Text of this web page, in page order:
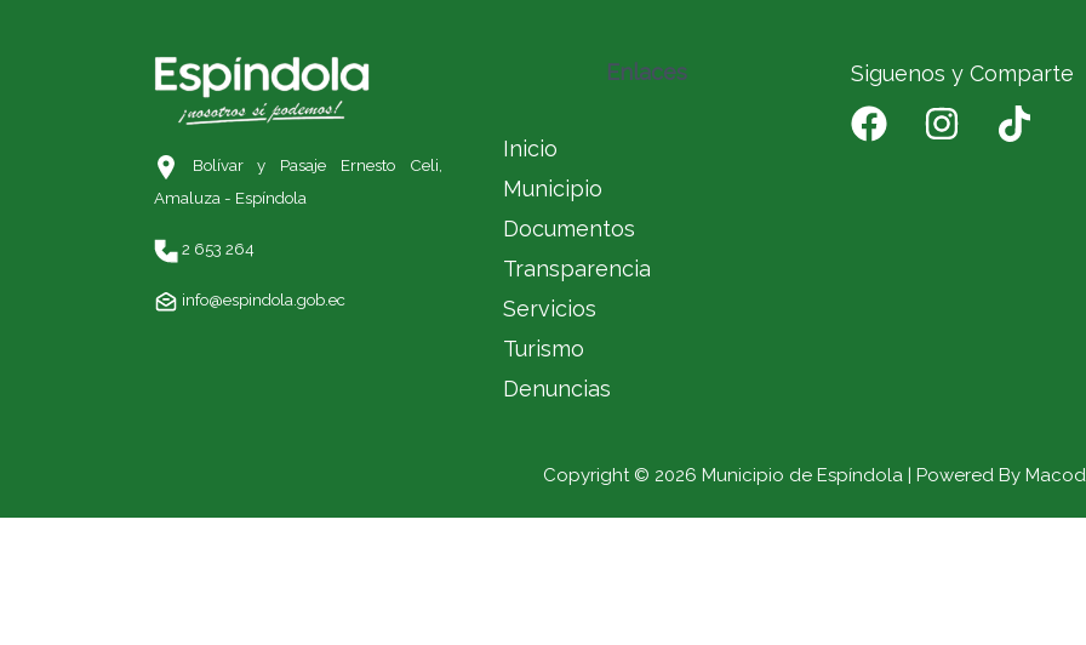
Bolívar y Pasaje Ernesto Celi,
Amaluza - Espíndola
2 653 264
info@espindola.gob.ec
Enlaces
Inicio
Municipio
Documentos
Transparencia
Servicios
Turismo
Denuncias
Siguenos y Comparte
Copyright © 2026 Municipio de Espíndola | Powered By Macod